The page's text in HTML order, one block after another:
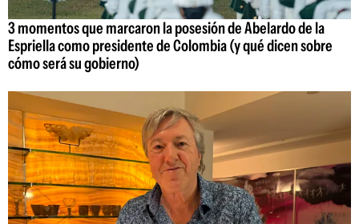
3 momentos que marcaron la posesión de Abelardo de la
Espriella como presidente de Colombia (y qué dicen sobre
cómo será su gobierno)